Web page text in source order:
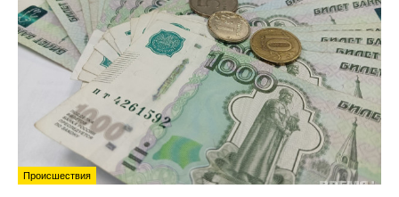
Происшествия